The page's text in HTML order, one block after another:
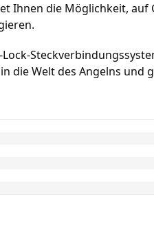
die Möglichkeit, auf
die Welt des Angelns